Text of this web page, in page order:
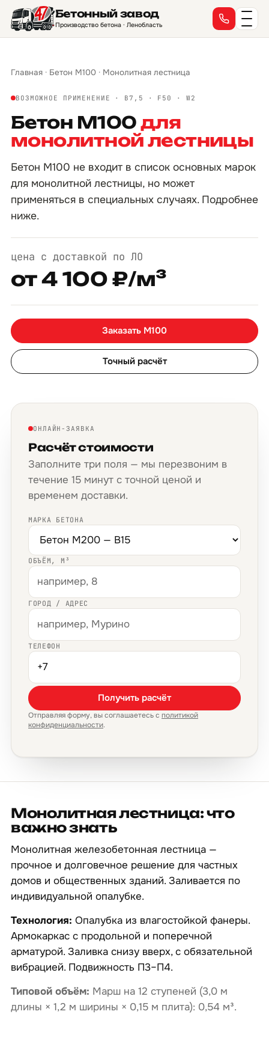
Бетонный завод
Производство бетона · Ленобласть
Главная · Бетон М100 · Монолитная лестница
ВОЗМОЖНОЕ ПРИМЕНЕНИЕ · B7,5 · F50 · W2
Бетон М100 для
монолитной лестницы
Бетон М100 не входит в список основных марок
для монолитной лестницы, но может
применяться в специальных случаях. Подробнее
ниже.
цена с доставкой по ЛО
от 4 100 ₽/м³
Заказать М100
Точный расчёт
ОНЛАЙН-ЗАЯВКА
Расчёт стоимости
Заполните три поля — мы перезвоним в
течение 15 минут с точной ценой и
временем доставки.
МАРКА БЕТОНА
ОБЪЁМ, М³
ГОРОД / АДРЕС
ТЕЛЕФОН
Получить расчёт
Отправляя форму, вы соглашаетесь с политикой
конфиденциальности.
Монолитная лестница: что
важно знать
Монолитная железобетонная лестница —
прочное и долговечное решение для частных
домов и общественных зданий. Заливается по
индивидуальной опалубке.
Технология: Опалубка из влагостойкой фанеры.
Армокаркас с продольной и поперечной
арматурой. Заливка снизу вверх, с обязательной
вибрацией. Подвижность П3–П4.
Типовой объём: Марш на 12 ступеней (3,0 м
длины × 1,2 м ширины × 0,15 м плита): 0,54 м³.